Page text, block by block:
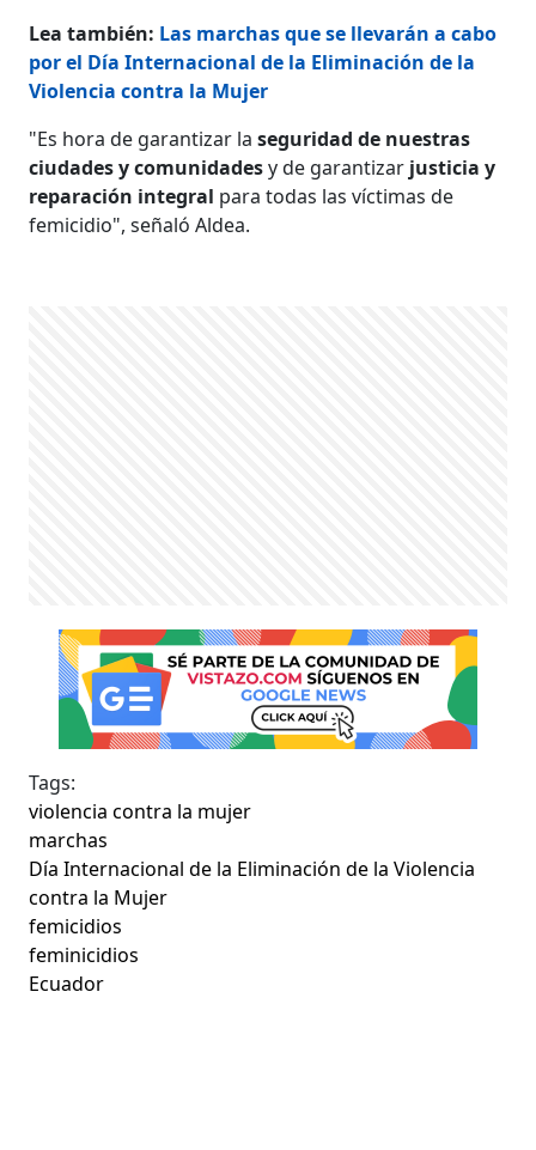
Lea también: Las marchas que se llevarán a cabo
por el Día Internacional de la Eliminación de la
Violencia contra la Mujer
"Es hora de garantizar la seguridad de nuestras
ciudades y comunidadesy de garantizar justicia y
reparación integral para todas las víctimas de
femicidio", señaló Aldea.
Tags:
violencia contra la mujer
marchas
Día Internacional de la Eliminación de la Violencia
contra la Mujer
femicidios
feminicidios
Ecuador